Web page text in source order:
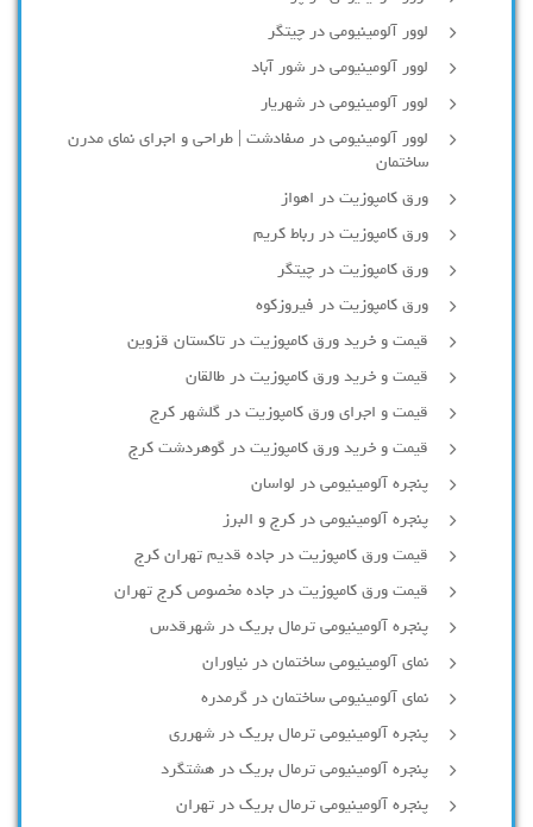
لوور آلومینیومی در چیتگر
لوور آلومینیومی در شور آباد
لوور آلومينيومي در شهريار
لوور آلومینیومی در صفادشت | طراحی و اجرای نمای مدرن
ساختمان
ورق کامپوزیت در اهواز
ورق کامپوزیت در رباط کریم
ورق کامپوزیت در چیتگر
ورق کامپوزیت در فیروزکوه
قیمت و خرید ورق کامپوزیت در تاکستان قزوین
قیمت و خرید ورق کامپوزیت در طالقان
قیمت و اجرای ورق کامپوزیت در گلشهر کرج
قیمت و خرید ورق کامپوزیت در گوهردشت کرج
پنجره آلومینیومی در لواسان
پنجره آلومینیومی در کرج و البرز
قیمت ورق کامپوزیت در جاده قدیم تهران کرج
قیمت ورق کامپوزیت در جاده مخصوص کرج تهران
پنجره آلومینیومی ترمال بریک در شهرقدس
نمای آلومینیومی ساختمان در نیاوران
نمای آلومینیومی ساختمان در گرمدره
پنجره آلومینیومی ترمال بریک در شهرری
پنجره آلومینیومی ترمال بریک در هشتگرد
پنجره آلومینیومی ترمال بریک در تهران